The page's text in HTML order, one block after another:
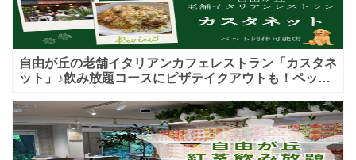
自由が丘の老舗イタリアンカフェレストラン「カスタネ
ット」♪飲み放題コースにピザテイクアウトも！ペット